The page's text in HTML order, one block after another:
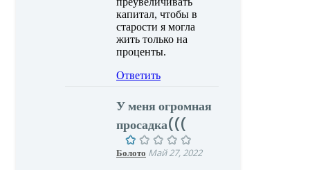
капитал, чтобы в
старости я могла
жить только на
проценты.
Ответить
У меня огромная
просадка(((
Болото Май 27, 2022